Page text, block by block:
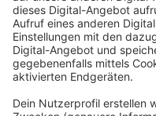
mehr Menschen
haben, aber zum
Homeoffices seien
Bahn gestiegen. Auch
Homeoffice weiterhin
spielen als vor der